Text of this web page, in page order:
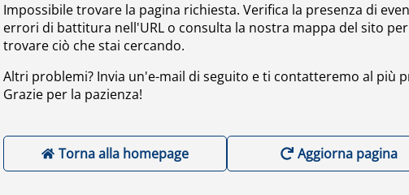
Impossibile trovare la pagina richiesta. Verifica la presenza di
errori di battitura nell'URL o consulta la nostra mappa del sito per
trovare ciò che stai cercando.
Altri problemi? Invia un'e-mail di seguito e ti contatteremo al più
Grazie per la pazienza!
Torna alla homepage Aggiorna pagina